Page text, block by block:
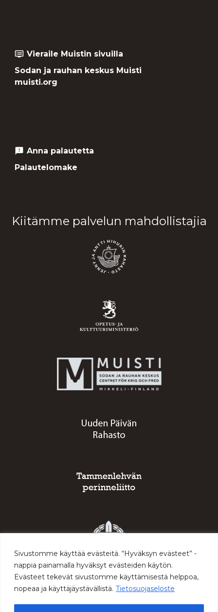
Sivustomme käyttää evästeitä. “Hyväksyn evästeet” -
nappia painamalla hyväksyt evästeiden käytön.
Evästeet tekevät sivustomme käyttämisestä helppoa,
nopeaa ja käyttäjäystävällistä. Tietosuojaseloste
dvr Vieraile Muistin sivuilla
Sodan ja rauhan keskus Muisti
muisti.org
feedback Anna palautetta
Palautelomake
Kiitämme palvelun mahdollistajia